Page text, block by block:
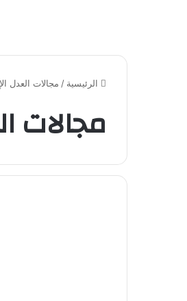
الرئيسية / مجالات العدل
مجالات